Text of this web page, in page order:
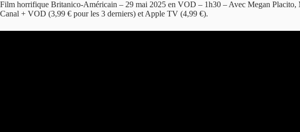
Film horrifique Britanico-Américain – 29 mai 2025 en VOD – 1h30 – Avec Megan
Canal + VOD (3,99 € pour les 3 derniers) et Apple TV (4,99 €).